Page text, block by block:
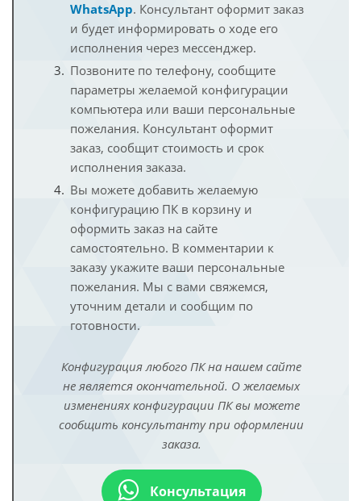
WhatsApp. Консультант оформит заказ
и будет информировать о ходе его
исполнения через мессенджер.
Позвоните по телефону, сообщите
параметры желаемой конфигурации
компьютера или ваши персональные
пожелания. Консультант оформит
заказ, сообщит стоимость и срок
исполнения заказа.
Вы можете добавить желаемую
конфигурацию ПК в корзину и
оформить заказ на сайте
самостоятельно. В комментарии к
заказу укажите ваши персональные
пожелания. Мы с вами свяжемся,
уточним детали и сообщим по
готовности.
Конфигурация любого ПК на нашем сайте
не является окончательной. О желаемых
изменениях конфигурации ПК вы можете
сообщить консультанту при оформлении
заказа.
Консультация